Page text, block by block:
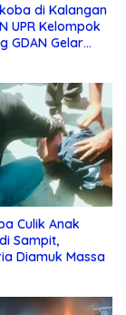
di Kalangan
UPR Kelompok
GDAN Gelar
Culik Anak
Sampit,
Diamuk Massa